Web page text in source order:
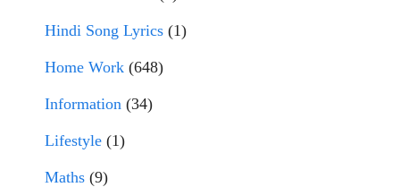
Hindi Song Lyrics (1)
Home Work (648)
Information (34)
Lifestyle (1)
Maths (9)